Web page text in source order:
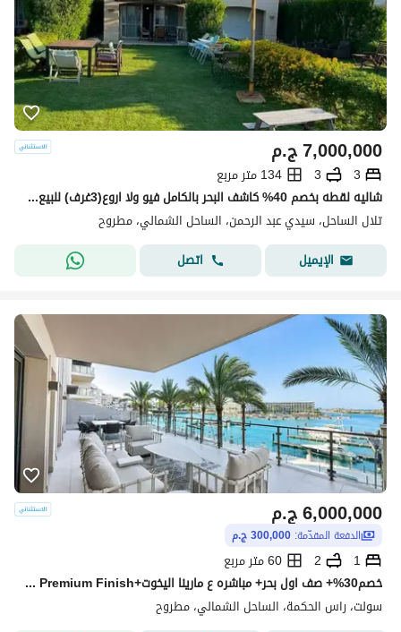
ج.م7,000,000
3
3
134 متر مربع
شاليه لقطه بخصم 40% كاشف البحر بالكامل فيو ولا اروع(3غرف) للبيع في تلال الساحل الشمالي Telal north coast بجوار لافيستا كاسكادا ومراسي وامواج وهاسيندا
تلال الساحل، سيدي عبد الرحمن، الساحل الشمالي، مطروح
الإيميل
اتصل
ج.م6,000,000
الدفعة المقدّمة: 300,000 ج.م
1
2
60 متر مربع
خصم30%+ صف اول بحر+ مباشره ع مارينا اليخوت+Premium Finish شاليه للبيع في سولت SALT الساحل الشمالي بجوار سيزر سوديك وهاسيندا ويست و لافيستا راس الحكمه
سولت، راس الحكمة، الساحل الشمالي، مطروح